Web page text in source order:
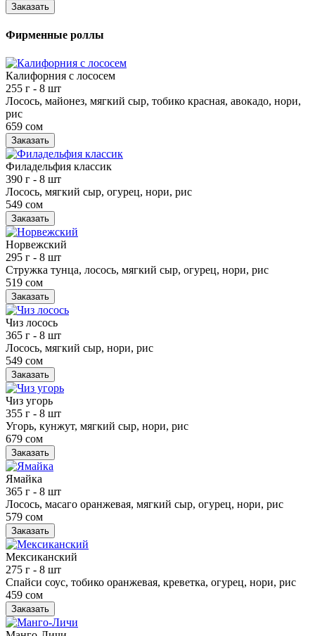
Заказать
Фирменные роллы
Калифорния с лососем
255 г - 8 шт
Лосось, майонез, мягкий сыр, тобико красная, авокадо, нори,
рис
659 сом
Заказать
Филадельфия классик
390 г - 8 шт
Лосось, мягкий сыр, огурец, нори, рис
549 сом
Заказать
Норвежский
295 г - 8 шт
Стружка тунца, лосось, мягкий сыр, огурец, нори, рис
519 сом
Заказать
Чиз лосось
365 г - 8 шт
Лосось, мягкий сыр, нори, рис
549 сом
Заказать
Чиз угорь
355 г - 8 шт
Угорь, кунжут, мягкий сыр, нори, рис
679 сом
Заказать
Ямайка
365 г - 8 шт
Лосось, масаго оранжевая, мягкий сыр, огурец, нори, рис
579 сом
Заказать
Мексиканский
275 г - 8 шт
Спайси соус, тобико оранжевая, креветка, огурец, нори, рис
459 сом
Заказать